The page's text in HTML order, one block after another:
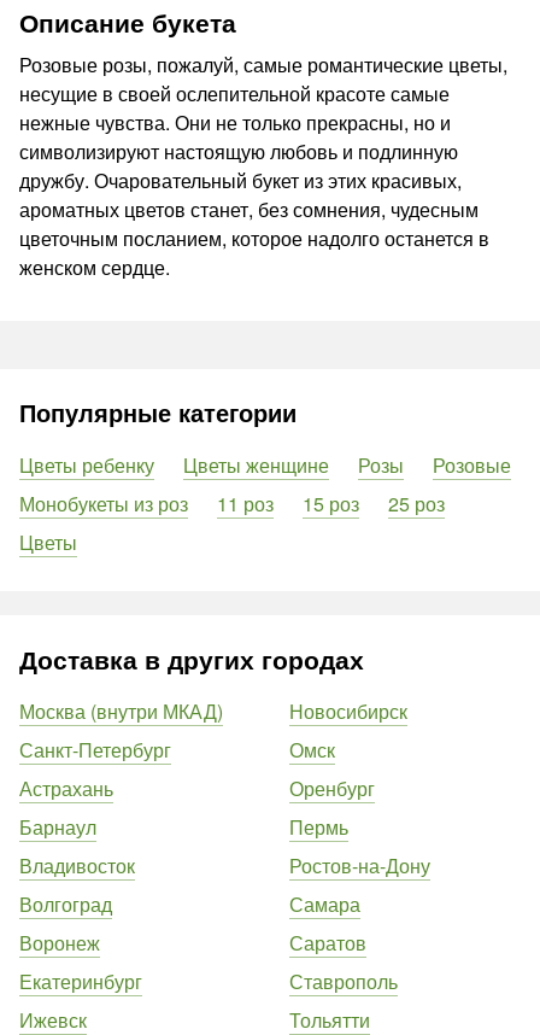
Описание букета
Розовые розы, пожалуй, самые романтические цветы,
несущие в своей ослепительной красоте самые
нежные чувства. Они не только прекрасны, но и
символизируют настоящую любовь и подлинную
дружбу. Очаровательный букет из этих красивых,
ароматных цветов станет, без сомнения, чудесным
цветочным посланием, которое надолго останется в
женском сердце.
Популярные категории
Цветы ребенку Цветы женщине Розы
Розовые
Монобукеты из роз
11 роз 15 роз
25 роз
Цветы
Доставка в других городах
Москва (внутри МКАД)
Санкт-Петербург
Астрахань
Барнаул
Владивосток
Волгоград
Воронеж
Екатеринбург
Ижевск
Новосибирск
Омск
Оренбург
Пермь
Ростов-на-Дону
Самара
Саратов
Ставрополь
Тольятти